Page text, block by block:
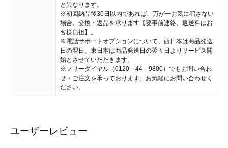
と異なります。
※初回納品後30日以内であれば、万が一お気に召さない
場合、交換・返品を承ります【要事前連絡、返送料はお
客様負担】。
※電話サポートオプションについて、西日本は商品発送
日の翌日、東日本は商品発送日の翌々日よりサービス開
始とさせていただきます。
※フリーダイヤル（0120－44－9800）でもお問い合わ
せ・ご注文を承っております。お気軽にお問い合わせく
ださい。
ユーザーレビュー